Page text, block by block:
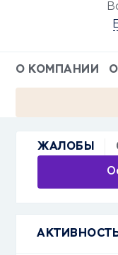
О КОМПАНИИ
ЖАЛОБЫ